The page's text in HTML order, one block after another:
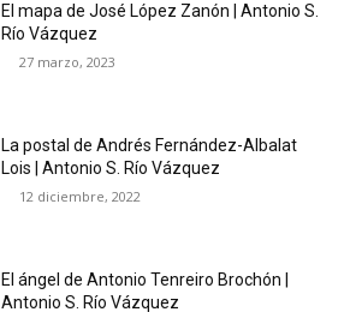
El mapa de José López Zanón | Antonio S.
Río Vázquez
27 marzo, 2023
La postal de Andrés Fernández-Albalat
Lois | Antonio S. Río Vázquez
12 diciembre, 2022
El ángel de Antonio Tenreiro Brochón |
Antonio S. Río Vázquez